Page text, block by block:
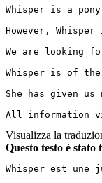
Whisper is a
However,
We are looking
Whisper is of
She has given
All information
Visualizza la
Questo testo è
Whisper est une